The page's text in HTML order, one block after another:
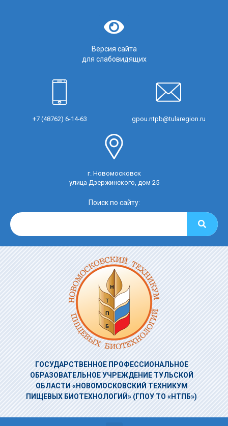
Версия сайта
для слабовидящих
+7 (48762) 6-14-63 gpou.ntpb@tularegion.ru
г. Новомосковск
улица Дзержинского, дом 25
Поиск по сайту:
ГОСУДАРСТВЕННОЕ ПРОФЕССИОНАЛЬНОЕ
ОБРАЗОВАТЕЛЬНОЕ УЧРЕЖДЕНИЕТУЛЬСКОЙ
ОБЛАСТИ «НОВОМОСКОВСКИЙ ТЕХНИКУМ
ПИЩЕВЫХ БИОТЕХНОЛОГИЙ» (ГПОУ ТО «НТПБ»)